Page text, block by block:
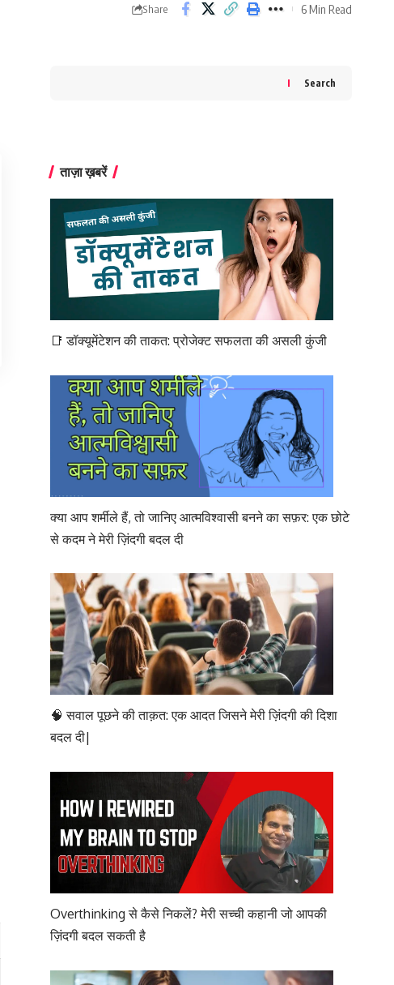
Share 6 Min Read
Search
ताज़ा ख़बरें
📑 डॉक्यूमेंटेशन की ताकत: प्रोजेक्ट सफलता की असली कुंजी
क्या आप शर्मीले हैं, तो जानिए आत्मविश्वासी बनने का सफ़र: एक छोटे
से कदम ने मेरी ज़िंदगी बदल दी
🧠 सवाल पूछने की ताक़त: एक आदत जिसने मेरी ज़िंदगी की दिशा
बदल दी|
Overthinking से कैसे निकलें? मेरी सच्ची कहानी जो आपकी
ज़िंदगी बदल सकती है